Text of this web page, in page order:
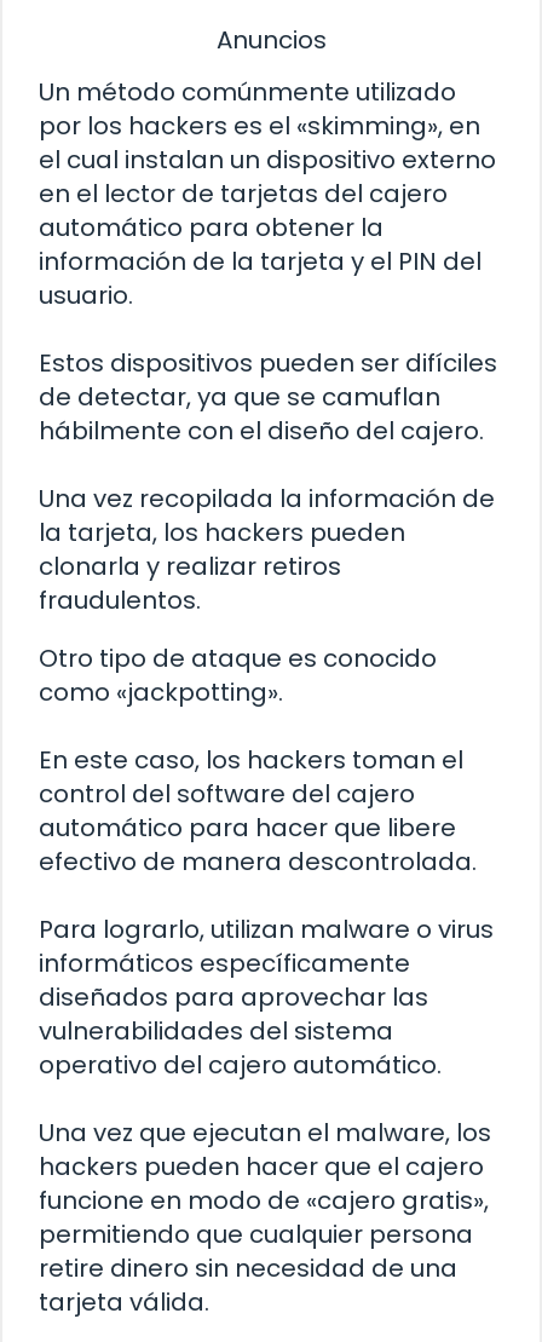
Anuncios
Un método comúnmente utilizado
por los hackers es el «skimming», en
el cual instalan un dispositivo externo
en el lector de tarjetas del cajero
automático para obtener la
información de la tarjeta y el PIN del
usuario.
Estos dispositivos pueden ser difíciles
de detectar, ya que se camuflan
hábilmente con el diseño del cajero.
Una vez recopilada la información de
la tarjeta, los hackers pueden
clonarla y realizar retiros
fraudulentos.
Otro tipo de ataque es conocido
como «jackpotting».
En este caso, los hackers toman el
control del software del cajero
automático para hacer que libere
efectivo de manera descontrolada.
Para lograrlo, utilizan malware o virus
informáticos específicamente
diseñados para aprovechar las
vulnerabilidades del sistema
operativo del cajero automático.
Una vez que ejecutan el malware, los
hackers pueden hacer que el cajero
funcione en modo de «cajero gratis»,
permitiendo que cualquier persona
retire dinero sin necesidad de una
tarjeta válida.